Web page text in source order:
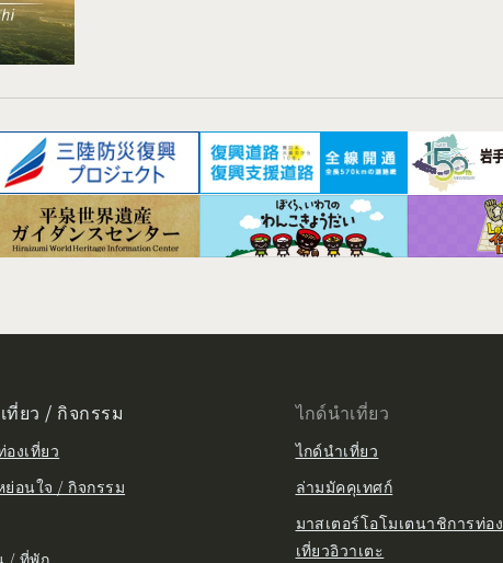
ที่ยว / กิจกรรม
งเที่ยว
อนใจ / กิจกรรม
/ ที่พัก
ไกด์นำเที่ยว
ไกด์นำเที่ยว
ล่ามมัคคุเทศก์
มาสเตอร์โอโมเตนาชิการท่อง
เที่ยวอิวาเตะ